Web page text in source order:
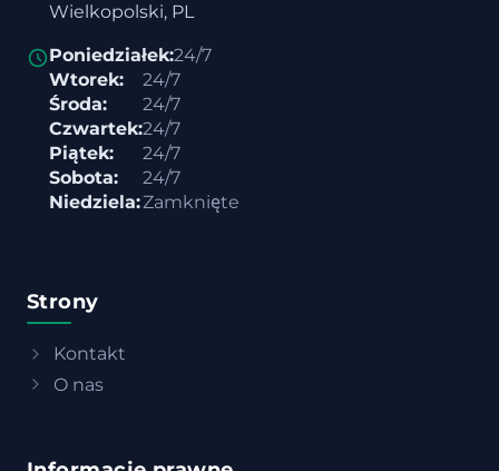
Wielkopolski, PL
Poniedziałek:24/7
Wtorek:
24/7
Środa:
24/7
Czwartek:24/7
Piątek:
24/7
Sobota:
24/7
Niedziela:Zamknięte
Strony
Kontakt
O nas